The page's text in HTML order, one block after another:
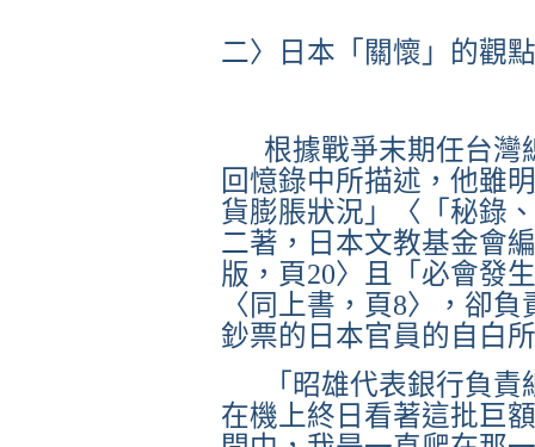
二〉 日本「關懷」的觀
根據戰爭末期任台灣
回憶錄中所描述，他雖
貨膨脹狀況」〈「秘錄
二著，日本文教基金會
版，頁20〉且「必會發
〈同上書，頁8〉，卻負
鈔票的日本官員的自白
「 昭雄代表銀行負責
在機上終日看著這批巨